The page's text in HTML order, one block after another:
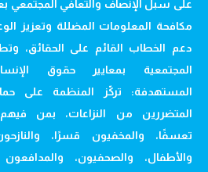
على سبل الإنصاف والتعافي المجتمعي
مكافحة المعلومات المضللة وتعزيز
دعم الخطاب القائم على الحقائق،
المجتمعية بمعايير حقوق
المستهدفة: تركّز المنظمة على
المتضررين من النزاعات، بمن
تعسفًا، والمخفيون قسرًا،
والأطفال، والصحفيون،